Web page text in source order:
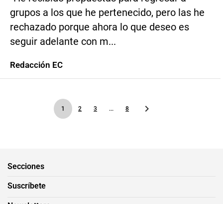
grupos a los que he pertenecido, pero las he
rechazado porque ahora lo que deseo es
seguir adelante con m...
Redacción EC
1 2 3 ... 8
Secciones
Suscríbete